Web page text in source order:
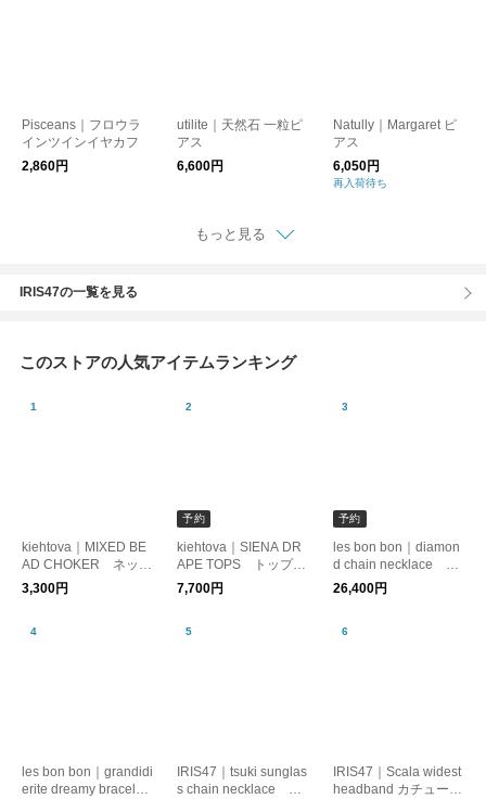
Pisceans｜フロウラ
インツインイヤカフ
2,860円
utilite｜天然石 一粒ピ
アス
6,600円
Natully｜Margaret ピ
アス
6,050円
再入荷待ち
もっと見る
IRIS47の一覧を見る
このストアの人気アイテムランキング
kiehtova｜MIXED BE
AD CHOKER ネック
レス コード レイヤ
ード
3,300円
予約
kiehtova｜SIENA DR
APE TOPS トップ
ス カットソー ドレ
ープ
7,700円
予約
les bon bon｜diamon
d chain necklace ダ
イヤモンド 10金
ネックレス
26,400円
les bon bon｜grandidi
erite dreamy bracelet
IRIS47｜tsuki sunglas
s chain necklace ネ
IRIS47｜Scala widest
headband カチューシ